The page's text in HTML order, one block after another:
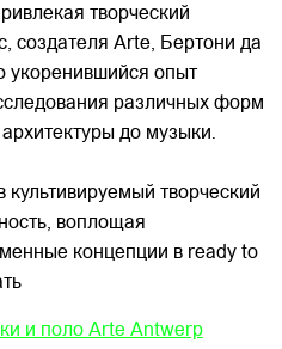
творческий
создателя Arte, Бертони да
укоренившийся опыт
различных форм
до музыки.
творческий
воплощая
концепции в ready to
и поло Arte Antwerp